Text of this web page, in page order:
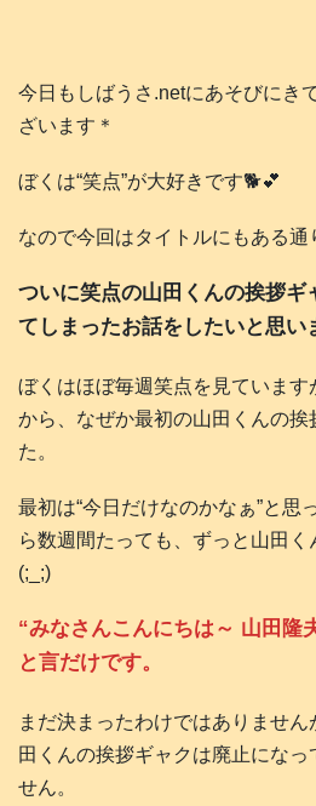
今日もしばうさ.netにあそびにき
ざいます＊
ぼくは“笑点”が大好きです🐕️💕
なので今回はタイトルにもある通
ついに笑点の山田くんの挨拶ギ
てしまったお話をしたいと思い
ぼくはほぼ毎週笑点を見ていま
から、なぜか最初の山田くんの挨
た。
最初は“今日だけなのかなぁ”と思
ら数週間たっても、ずっと山田
(;_;)
“みなさんこんにちは～ 山田
と言だけです。
まだ決まったわけではありませ
田くんの挨拶ギャクは廃止になっ
せん。